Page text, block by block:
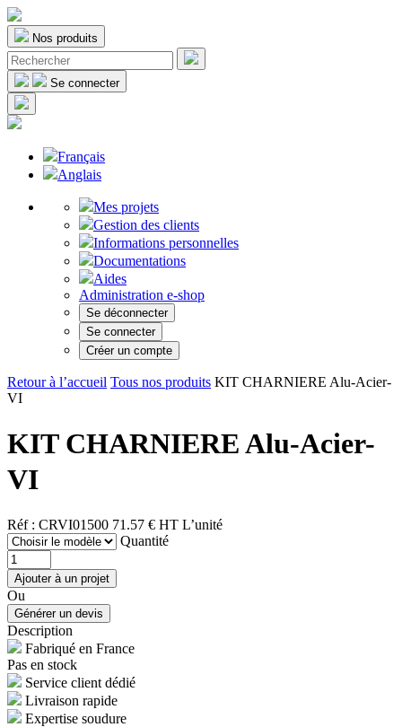
Nos produits
Se connecter
Français
Anglais
Mes projets
Gestion des clients
Informations personnelles
Documentations
Aides
Administration e-shop
Se déconnecter
Se connecter
Créer un compte
Retour à l’accueil Tous nos produits KIT CHARNIERE Alu-Acier-
VI
KIT CHARNIERE Alu-Acier-
VI
Réf : CRVI01500 71.57 € HT L’unité
Quantité
Ou
Description
Fabriqué en France
Pas en stock
Service client dédié
Livraison rapide
Expertise soudure